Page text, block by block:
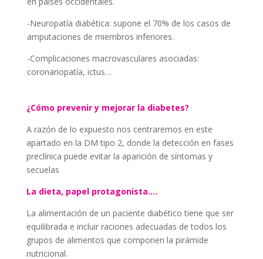
-Neuropatía diabética: supone el 70% de los casos de
amputaciones de miembros inferiores.
-Complicaciones macrovasculares asociadas:
coronariopatía, ictus…
¿Cómo prevenir y mejorar la diabetes?
A razón de lo expuesto nos centraremos en este
apartado en la DM tipo 2, donde la detección en fases
preclínica puede evitar la aparición de síntomas y
secuelas
La dieta, papel protagonista….
La alimentación de un paciente diabético tiene que ser
equilibrada e incluir raciones adecuadas de todos los
grupos de alimentos que componen la pirámide
nutricional.